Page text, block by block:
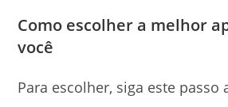
Como escolher a melhor
você
Para escolher, siga este passo